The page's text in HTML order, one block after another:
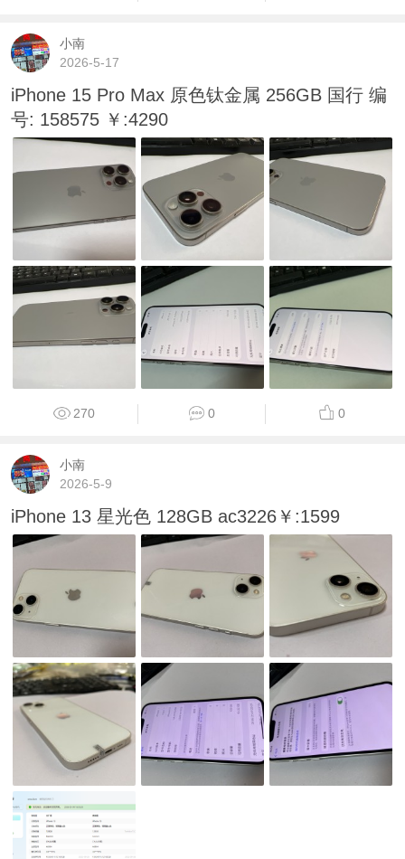
小南
2026-5-17
iPhone 15 Pro Max 原色钛金属 256GB 国行 编
号: 158575 ￥:4290
270 0 0
小南
2026-5-9
iPhone 13 星光色 128GB ac3226￥:1599